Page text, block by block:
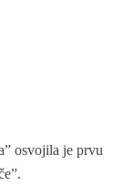
osvojila je prvu